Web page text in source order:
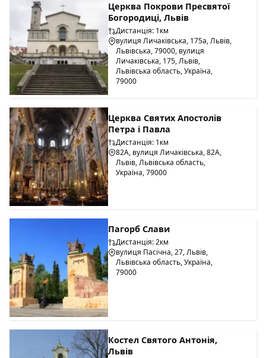
Церква Покрови Пресвятої
Богородиці, Львів
Дистанція: 1км
вулиця Личаківська, 175а, Львів,
Львівська, 79000, вулиця
Личаківська, 175, Львів,
Львівська область, Україна,
79000
Церква Святих Апостолів
Петра і Павла
Дистанція: 1км
82A, вулиця Личаківська, 82А,
Львів, Львівська область,
Україна, 79000
Пагорб Слави
Дистанція: 2км
вулиця Пасічна, 27, Львів,
Львівська область, Україна,
79000
Костел Святого Антонія,
Львів